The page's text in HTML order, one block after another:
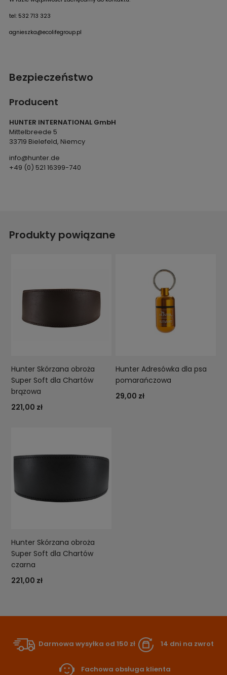
tel: 532 713 323
agnieszka@ecolifegroup.pl
Bezpieczeństwo
Producent
HUNTER INTERNATIONAL GmbH
Mittelbreede 5
33719 Bielefeld, Niemcy
info@hunter.de
+49 (0) 521 16399-740
Produkty powiązane
Hunter Skórzana obroża
Super Soft dla Chartów
brązowa
221,00 zł
Hunter Adresówka dla psa
pomarańczowa
29,00 zł
Hunter Skórzana obroża
Super Soft dla Chartów
czarna
221,00 zł
Darmowa wysyłka od 150 zł 14 dni na zwrot
Fachowa obsługa klienta